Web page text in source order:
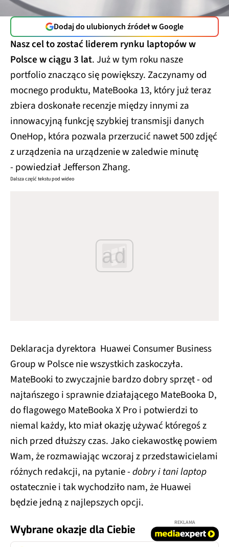
Dodaj do ulubionych źródeł w Google
Nasz cel to zostać liderem rynku laptopów w
Polsce w ciągu 3 lat. Już w tym roku nasze
portfolio znacząco się powiększy. Zaczynamy od
mocnego produktu, MateBooka 13, który już teraz
zbiera doskonałe recenzje między innymi za
innowacyjną funkcję szybkiej transmisji danych
OneHop, która pozwala przerzucić nawet 500 zdjęć
z urządzenia na urządzenie w zaledwie minutę
- powiedział Jefferson Zhang.
Dalsza część tekstu pod wideo
ad
Deklaracja dyrektora Huawei Consumer Business
Group w Polsce nie wszystkich zaskoczyła.
MateBooki to zwyczajnie bardzo dobry sprzęt - od
najtańszego i sprawnie działającego MateBooka D,
do flagowego MateBooka X Pro i potwierdzi to
niemal każdy, kto miał okazję używać któregoś z
nich przed dłuższy czas. Jako ciekawostkę powiem
Wam, że rozmawiając wczoraj z przedstawicielami
różnych redakcji, na pytanie -dobry i tani laptop
ostatecznie i tak wychodziło nam, że Huawei
będzie jedną z najlepszych opcji.
Wybrane okazje dla Ciebie
REKLAMA